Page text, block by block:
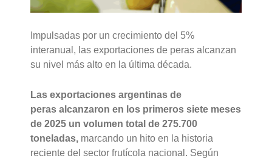
Impulsadas por un crecimiento del 5%
interanual, las exportaciones de peras alcanzan
su nivel más alto en la última década.
Las exportaciones argentinas de
peras alcanzaron en los primeros siete meses
de 2025 un volumen total de 275.700
toneladas, marcando un hito en la historia
reciente del sector frutícola nacional. Según